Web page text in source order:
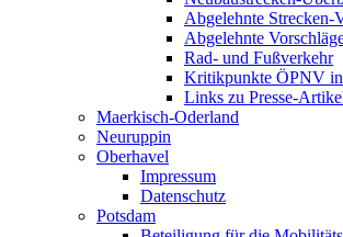
Abgelehnte Strecken-
Abgelehnte
Rad- und Fußverkehr
Kritikpunkte ÖPNV
Links zu Presse-
Maerkisch-Oderland
Neuruppin
Oberhavel
Impressum
Datenschutz
Potsdam